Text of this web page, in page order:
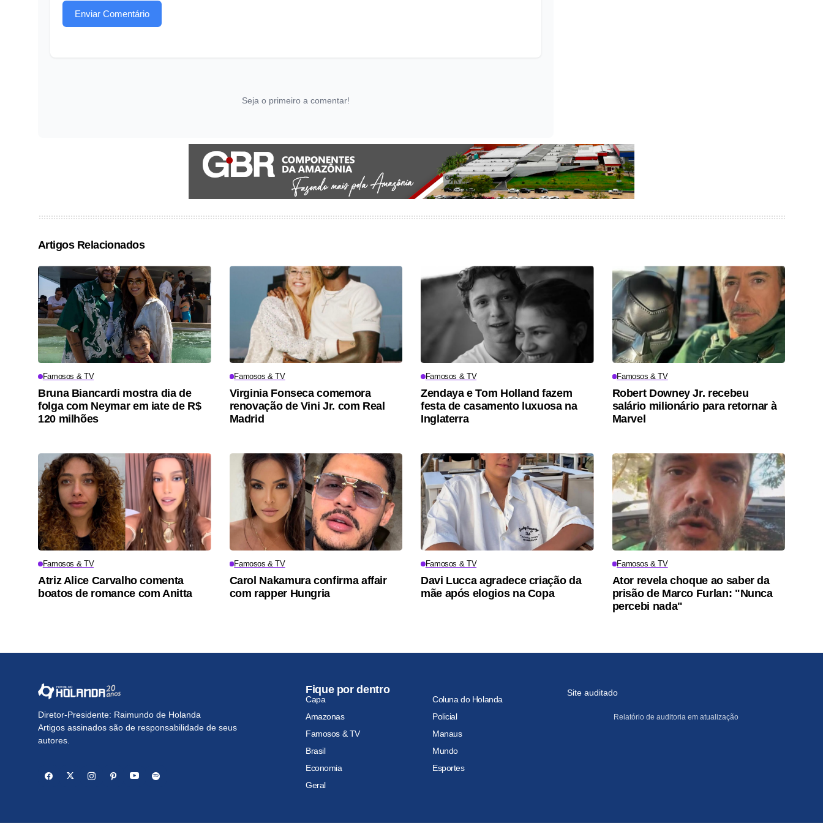
Enviar Comentário
Seja o primeiro a comentar!
Artigos Relacionados
Famosos & TV
Bruna Biancardi mostra dia de
folga com Neymar em iate de R$
120 milhões
Famosos & TV
Virginia Fonseca comemora
renovação de Vini Jr. com Real
Madrid
Famosos & TV
Zendaya e Tom Holland fazem
festa de casamento luxuosa na
Inglaterra
Famosos & TV
Robert Downey Jr. recebeu
salário milionário para retornar à
Marvel
Famosos & TV
Atriz Alice Carvalho comenta
boatos de romance com Anitta
Famosos & TV
Carol Nakamura confirma affair
com rapper Hungria
Famosos & TV
Davi Lucca agradece criação da
mãe após elogios na Copa
Famosos & TV
Ator revela choque ao saber da
prisão de Marco Furlan: "Nunca
percebi nada"
Diretor-Presidente: Raimundo de Holanda
Artigos assinados são de responsabilidade de seus
autores.
Fique por dentro
Capa
Coluna do Holanda
Amazonas
Policial
Famosos & TV
Manaus
Brasil
Mundo
Economia
Esportes
Geral
Site auditado
Relatório de auditoria em atualização